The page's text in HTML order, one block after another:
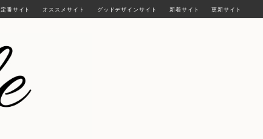
更新サイト
新着サイト
グッドデザインサイト
オススメサイト
定番サイト